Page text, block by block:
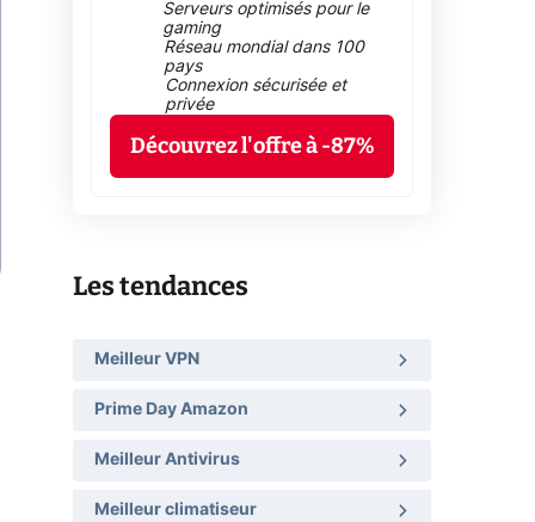
Serveurs optimisés pour le
gaming
Réseau mondial dans 100
pays
Connexion sécurisée et
privée
Découvrez l'offre à -87%
Les tendances
Meilleur VPN
Prime Day Amazon
Meilleur Antivirus
Meilleur climatiseur